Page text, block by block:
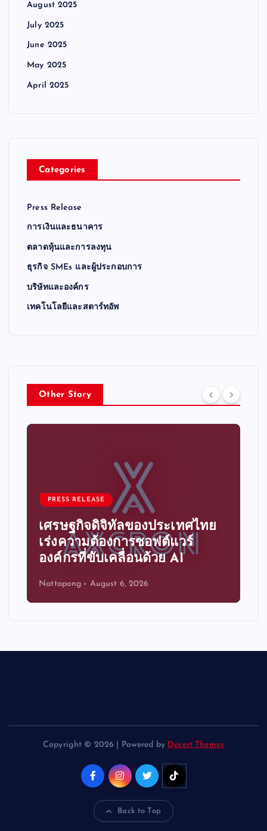
August 2025
July 2025
June 2025
May 2025
April 2025
Categories
Press Release
การเงินและธนาคาร
ตลาดหุ้นและการลงทุน
ธุรกิจ SMEs และผู้ประกอบการ
บริษัทและองค์กร
เทคโนโลยีและสตาร์ทอัพ
Other Story
PRESS RELEASE
เศรษฐกิจดิจิทัลของประเทศไทย
เร่งความต้องการซอฟต์แวร์
องค์กรที่ขับเคลื่อนด้วย AI
Nattapong August 6, 2026
Copyright © 2026 | Powered by Desert Themes
Back to Top